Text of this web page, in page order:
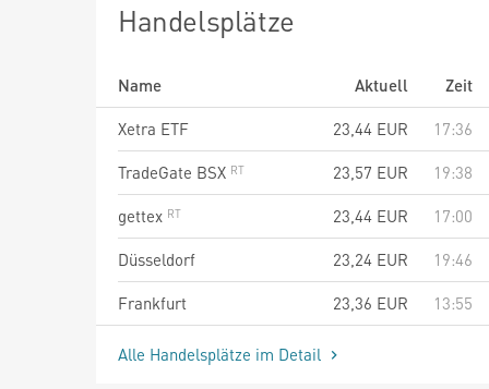
Handelsplätze
Name Aktuell
Zeit
Xetra ETF
23,44 EUR
17:36
TradeGate BSX
23,57 EUR
19:38
gettex
23,44 EUR
17:00
Düsseldorf
23,24 EUR
19:46
Frankfurt
23,36 EUR 13:55
Alle Handelsplätze im Detail